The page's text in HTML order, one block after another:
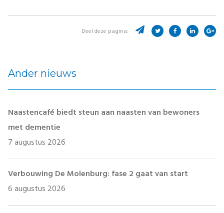
Deel deze pagina:
Ander nieuws
Naastencafé biedt steun aan naasten van bewoners
met dementie
7 augustus 2026
Verbouwing De Molenburg: fase 2 gaat van start
6 augustus 2026